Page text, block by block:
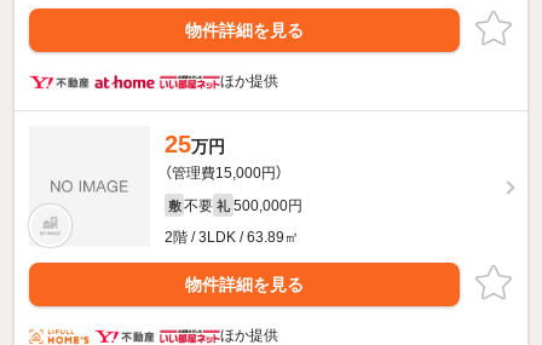
物件詳細を見る
ほか提供
25万円
（管理費15,000円）
敷 不要 礼 500,000円
2階 / 3LDK / 63.89㎡
物件詳細を見る
ほか提供